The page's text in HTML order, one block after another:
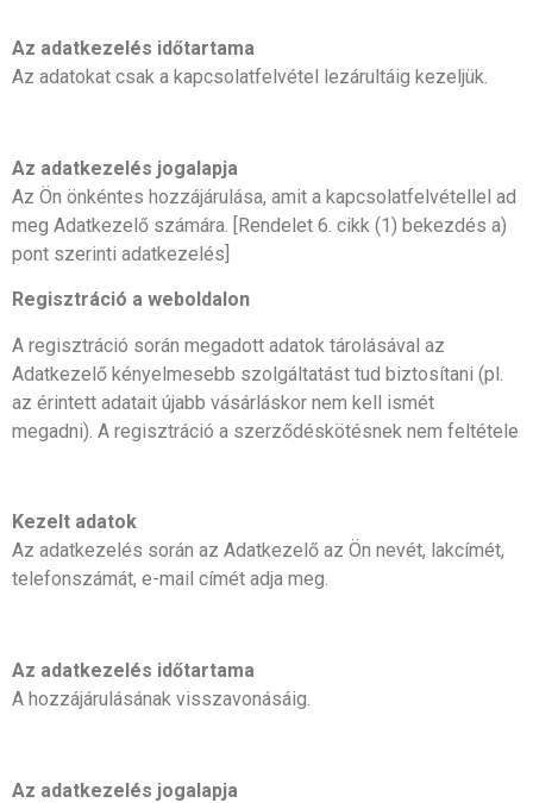
Az adatkezelés időtartama
Az adatokat csak a kapcsolatfelvétel lezárultáig kezeljük.
Az adatkezelés jogalapja
Az Ön önkéntes hozzájárulása, amit a kapcsolatfelvétellel ad
meg Adatkezelő számára. [Rendelet 6. cikk (1) bekezdés a)
pont szerinti adatkezelés]
Regisztráció a weboldalon
A regisztráció során megadott adatok tárolásával az
Adatkezelő kényelmesebb szolgáltatást tud biztosítani (pl.
az érintett adatait újabb vásárláskor nem kell ismét
megadni). A regisztráció a szerződéskötésnek nem feltétele
Kezelt adatok
Az adatkezelés során az Adatkezelő az Ön nevét, lakcímét,
telefonszámát, e-mail címét adja meg.
Az adatkezelés időtartama
A hozzájárulásának visszavonásáig.
Az adatkezelés jogalapja